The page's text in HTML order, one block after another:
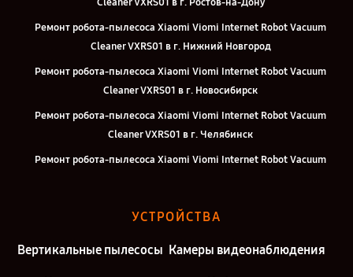
Ремонт робота-пылесоса Xiaomi Viomi Internet Robot Vacuum
Cleaner VXRS01 в г. Нижний Новгород
Ремонт робота-пылесоса Xiaomi Viomi Internet Robot Vacuum
Cleaner VXRS01 в г. Новосибирск
Ремонт робота-пылесоса Xiaomi Viomi Internet Robot Vacuum
Cleaner VXRS01 в г. Челябинск
Ремонт робота-пылесоса Xiaomi Viomi Internet Robot Vacuum
Cleaner VXRS01 в г. Казань
Ремонт робота-пылесоса Xiaomi Viomi Internet Robot Vacuum
УСТРОЙСТВА
Вертикальные пылесосы Камеры видеонаблюдения